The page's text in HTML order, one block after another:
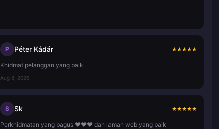
P Péter Kádár ★★★★★
Khidmat pelanggan yang baik.
Aug 8, 2026
S Sk ★★★★★
Perkhidmatan yang bagus ❤️❤️❤️ dan laman web yang baik